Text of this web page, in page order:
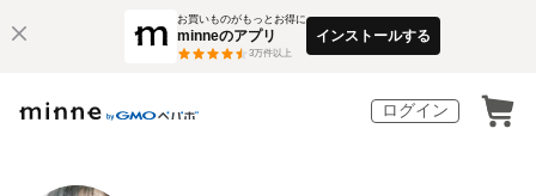
お買いものがもっとお得に
minneのアプリ
3万件以上
インストールする
ログイン